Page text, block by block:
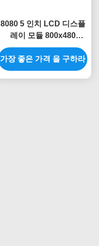
8080 5 인치 LCD 디스플
레이 모듈 800x480
SSD1963 TFT 디스플레
이 모듈 스마트 디스플레
이 화면
가장 좋은 가격 을 구하라